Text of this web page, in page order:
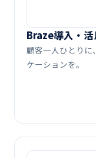
Braze導入・
顧客一人ひとりに
ケーションを。